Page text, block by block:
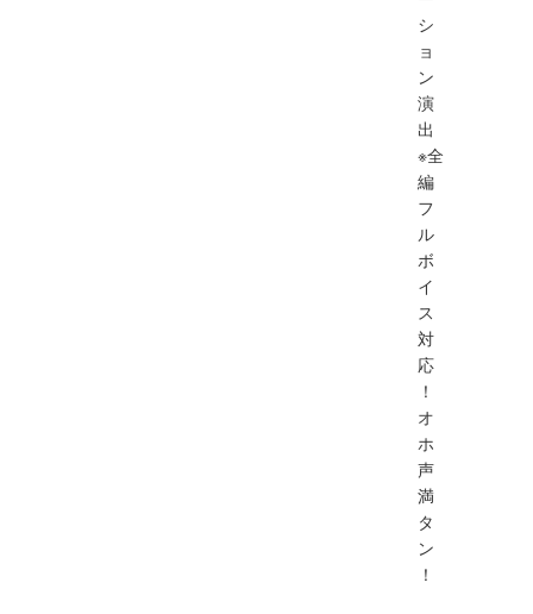
シ
ョ
ン
演
出
※全
編
フ
ル
ボ
イ
ス
対
応
！
オ
ホ
声
満
タ
ン
！